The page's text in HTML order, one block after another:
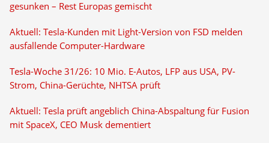
gesunken – Rest Europas gemischt
Aktuell: Tesla-Kunden mit Light-Version von FSD melden
ausfallende Computer-Hardware
Tesla-Woche 31/26: 10 Mio. E-Autos, LFP aus USA, PV-
Strom, China-Gerüchte, NHTSA prüft
Aktuell: Tesla prüft angeblich China-Abspaltung für Fusion
mit SpaceX, CEO Musk dementiert